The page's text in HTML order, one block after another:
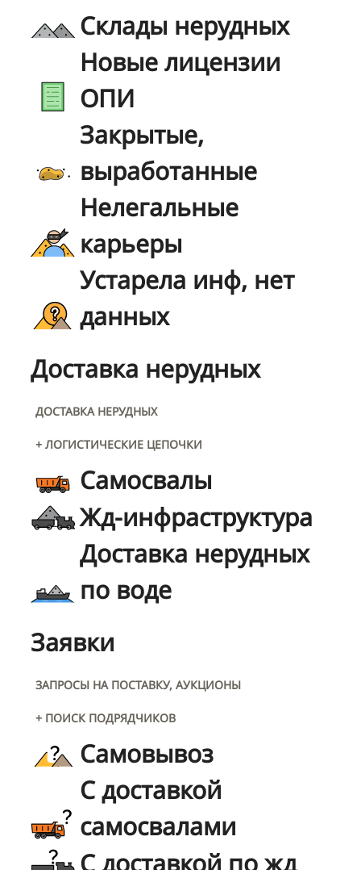
Склады нерудных
Новые лицензии
ОПИ
Закрытые,
выработанные
Нелегальные
карьеры
Устарела инф, нет
данных
Доставка нерудных
ДОСТАВКА НЕРУДНЫХ
+ ЛОГИСТИЧЕСКИЕ ЦЕПОЧКИ
Самосвалы
Жд-инфраструктура
Доставка нерудных
по воде
Заявки
ЗАПРОСЫ НА ПОСТАВКУ, АУКЦИОНЫ
+ ПОИСК ПОДРЯДЧИКОВ
Самовывоз
С доставкой
самосвалами
С доставкой по жд